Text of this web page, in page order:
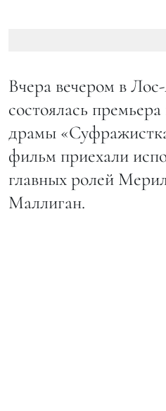
Вчера вечером в
состоялась
драмы
фильм приехали
главных ролей
Маллиган.